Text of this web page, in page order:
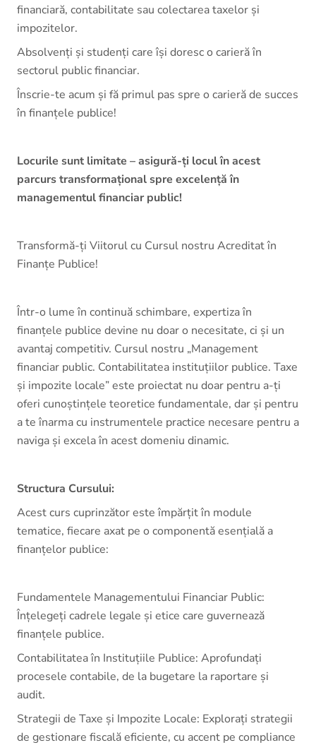
financiară, contabilitate sau colectarea taxelor și
impozitelor.
Absolvenți și studenți care își doresc o carieră în
sectorul public financiar.
Înscrie-te acum și fă primul pas spre o carieră de succes
în finanțele publice!
Locurile sunt limitate – asigură-ți locul în acest
parcurs transformațional spre excelență în
managementul financiar public!
Transformă-ți Viitorul cu Cursul nostru Acreditat în
Finanțe Publice!
Într-o lume în continuă schimbare, expertiza în
finanțele publice devine nu doar o necesitate, ci și un
avantaj competitiv. Cursul nostru „Management
financiar public. Contabilitatea instituțiilor publice. Taxe
și impozite locale” este proiectat nu doar pentru a-ți
oferi cunoștințele teoretice fundamentale, dar și pentru
a te înarma cu instrumentele practice necesare pentru a
naviga și excela în acest domeniu dinamic.
Structura Cursului:
Acest curs cuprinzător este împărțit în module
tematice, fiecare axat pe o componentă esențială a
finanțelor publice:
Fundamentele Managementului Financiar Public:
Înțelegeți cadrele legale și etice care guvernează
finanțele publice.
Contabilitatea în Instituțiile Publice: Aprofundați
procesele contabile, de la bugetare la raportare și
audit.
Strategii de Taxe și Impozite Locale: Explorați strategii
de gestionare fiscală eficiente, cu accent pe compliance